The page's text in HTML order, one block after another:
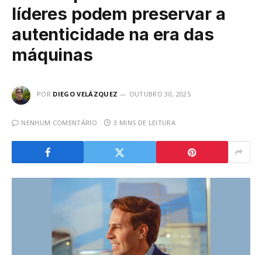
líderes podem preservar a
autenticidade na era das
máquinas
POR DIEGO VELÁZQUEZ OUTUBRO 30, 2025
NENHUM COMENTÁRIO 3 MINS DE LEITURA